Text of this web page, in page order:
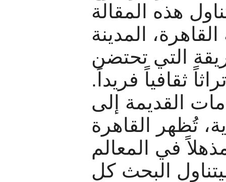
هذه المقالة
المدينة
التي تحتضن
ثقافياً فريداً.
القديمة إلى
تُظهر القاهرة
في المعالم
البحث كل